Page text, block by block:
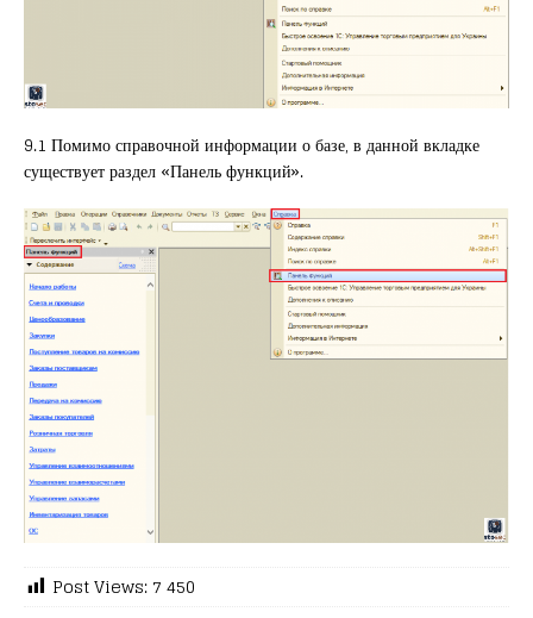
9.1 Помимо справочной информации о базе, в данной вкладке
существует раздел «Панель функций».
Post Views: 7 450